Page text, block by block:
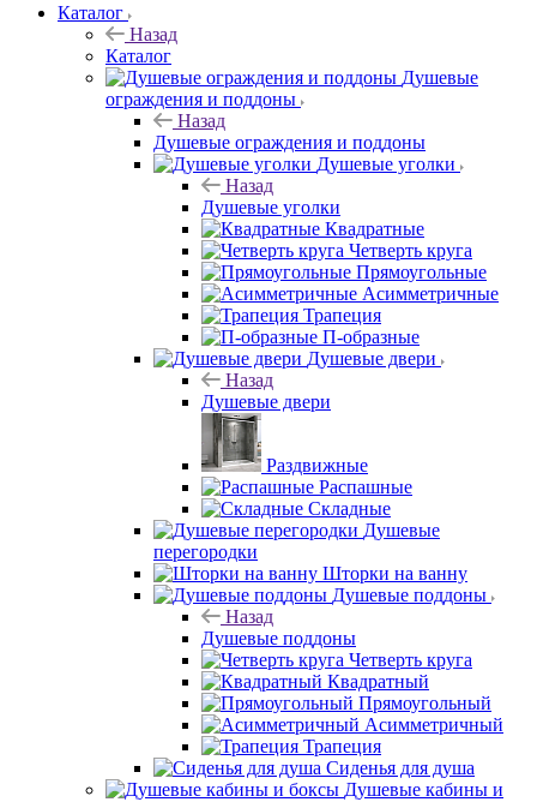
Каталог
Назад
Каталог
Душевые
ограждения и поддоны
Назад
Душевые ограждения и поддоны
Душевые уголки
Назад
Душевые уголки
Квадратные
Четверть круга
Прямоугольные
Асимметричные
Трапеция
П-образные
Душевые двери
Назад
Душевые двери
Раздвижные
Распашные
Складные
Душевые
перегородки
Шторки на ванну
Душевые поддоны
Назад
Душевые поддоны
Четверть круга
Квадратный
Прямоугольный
Асимметричный
Трапеция
Сиденья для душа
Душевые кабины и